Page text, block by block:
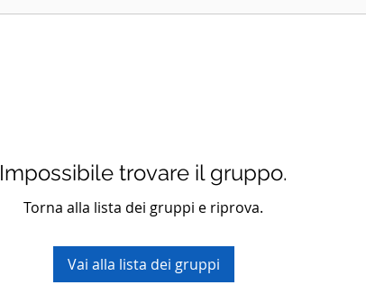
Impossibile trovare il gruppo.
Torna alla lista dei gruppi e riprova.
Vai alla lista dei gruppi